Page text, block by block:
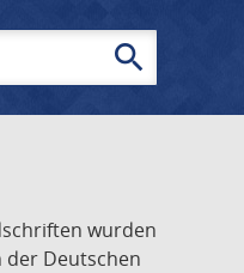
search
wurden
der Deutschen